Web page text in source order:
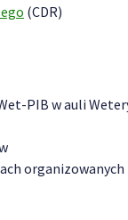
(CDR)
PIB w auli